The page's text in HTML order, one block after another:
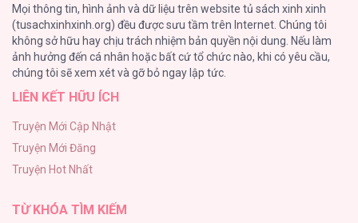
95
Búp Măng Hư Và Đối Tác Hoàn Hảo
86
A Nào, Ngậm Thìa Vàng Nhé?
Liveta
72
Mọi thông tin, hình ảnh và dữ liệu trên website tủ sách xinh xinh
(tusachxinhxinh.org) đều được sưu tầm trên Internet. Chúng tôi
không sở hữu hay chịu trách nhiệm bản quyền nội dung. Nếu làm
ảnh hưởng đến cá nhân hoặc bất cứ tổ chức nào, khi có yêu cầu,
chúng tôi sẽ xem xét và gỡ bỏ ngay lập tức.
LIÊN KẾT HỮU ÍCH
Truyện Mới Cập Nhật
Truyện Mới Đăng
Truyện Hot Nhất
TỪ KHÓA TÌM KIẾM